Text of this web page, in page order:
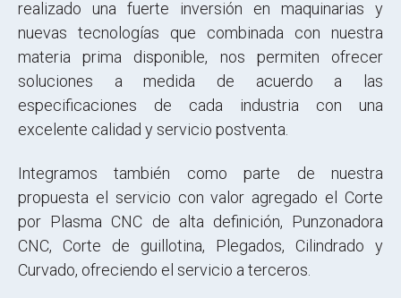
realizado una fuerte inversión en maquinarias y
nuevas tecnologías que combinada con nuestra
materia prima disponible, nos permiten ofrecer
soluciones a medida de acuerdo a las
especificaciones de cada industria con una
excelente calidad y servicio postventa.
Integramos también como parte de nuestra
propuesta el servicio con valor agregado el Corte
por Plasma CNC de alta definición, Punzonadora
CNC, Corte de guillotina, Plegados, Cilindrado y
Curvado, ofreciendo el servicio a terceros.